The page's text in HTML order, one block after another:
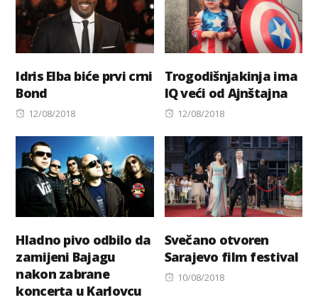
Idris Elba biće prvi crni
Bond
Posted
12/08/2018
Trogodišnjakinja ima
IQ veći od Ajnštajna
Posted
12/08/2018
Hladno pivo odbilo da
zamijeni Bajagu
nakon zabrane
koncerta u Karlovcu
Svečano otvoren
Sarajevo film festival
Posted
10/08/2018